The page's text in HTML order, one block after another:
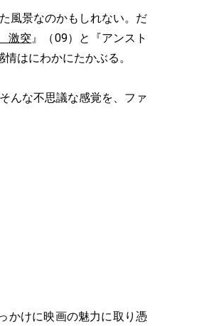
風景なのかもしれない。だ
激突』（09）と『アンスト
はにわかにたかぶる。
んな不思議な感覚を、ファ
かけに映画の魅力に取り憑